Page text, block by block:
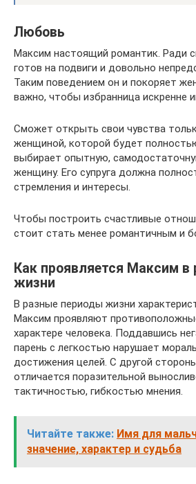
Любовь
Максим настоящий романтик. Ради
готов на подвиги и довольно
Таким поведением он и покоряет
важно, чтобы избранница искренне
Сможет открыть свои чувства
женщиной, которой будет
выбирает опытную,
женщину. Его супруга должна
стремления и интересы.
Чтобы построить счастливые
стоит стать менее романтичным и
Как проявляется Максим в
жизни
В разные периоды жизни
Максим проявляют
характере человека. Поддавшись
парень с легкостью нарушает
достижения целей. С другой
отличается поразительной
тактичностью, гибкостью мнения.
Читайте также: Имя для
значение, характер и судьба